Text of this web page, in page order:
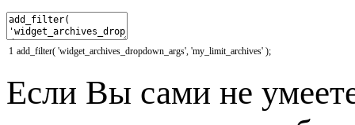
1 add_filter( 'widget_archives_dropdown_args', 'my_limit_archives' );
Если Вы сами не